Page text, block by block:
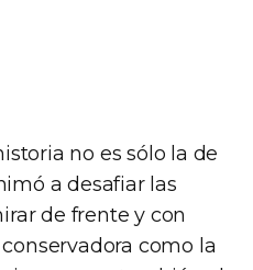
no es sólo la de
a desafiar las
de frente y con
como la